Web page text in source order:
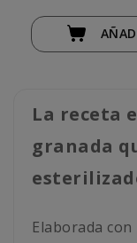
La receta
granada
Elaborada